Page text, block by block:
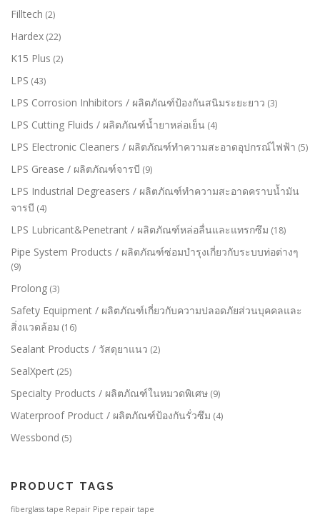
Filltech (2)
Hardex (22)
K15 Plus (2)
LPS (43)
LPS Corrosion Inhibitors / ผลิตภัณฑ์ป้องกันสนิมระยะยาว (3)
LPS Cutting Fluids / ผลิตภัณฑ์น้ำยาหล่อเย็น (4)
LPS Electronic Cleaners / ผลิตภัณฑ์ทำความสะอาดอุปกรณ์ไฟฟ้า (5)
LPS Grease / ผลิตภัณฑ์จารบี (9)
LPS Industrial Degreasers / ผลิตภัณฑ์ทำความสะอาดคราบน้ำมัน
จารบี (4)
LPS Lubricant&Penetrant / ผลิตภัณฑ์หล่อลื่นและแทรกซึม (18)
Pipe System Products / ผลิตภัณฑ์ซ่อมบำรุงเกี่ยวกับระบบท่อต่างๆ
(9)
Prolong (3)
Safety Equipment / ผลิตภัณฑ์เกี่ยวกับความปลอดภัยส่วนบุคคลและ
สิ่งแวดล้อม (16)
Sealant Products / วัสดุยาแนว (2)
SealXpert (25)
Specialty Products / ผลิตภัณฑ์ในหมวดพิเศษ (9)
Waterproof Product / ผลิตภัณฑ์ป้องกันรั่วซึม (4)
Wessbond (5)
PRODUCT TAGS
fiberglass tape Repair Pipe repair tape